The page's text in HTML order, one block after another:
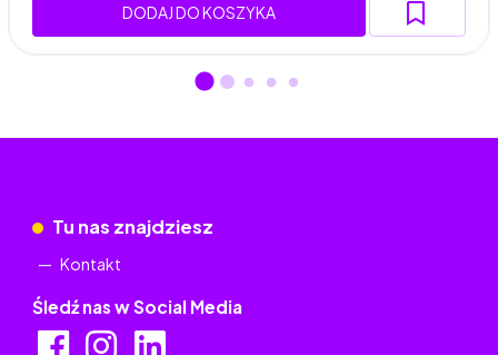
DODAJ DO KOSZYKA
Tu nas znajdziesz
Kontakt
Śledź nas w Social Media